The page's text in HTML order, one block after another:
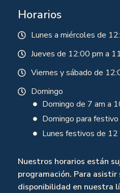
Horarios
Lunes a miércoles de
Jueves de 12:00 pm a
Viernes y sábado de
Domingo
Domingo de 7 am a
Domingo para
Lunes festivos de 12
Nuestros horarios están
programación. Para asistir
disponibilidad en nuestra